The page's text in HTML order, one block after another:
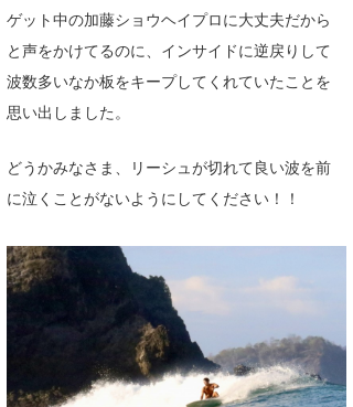
ゲット中の加藤ショウヘイプロに大丈夫だから
と声をかけてるのに、インサイドに逆戻りして
波数多いなか板をキープしてくれていたことを
思い出しました。
どうかみなさま、リーシュが切れて良い波を前
に泣くことがないようにしてください！！
上條将美
唐澤予報士
SancheZ
米山予報士
予報士 hiro.
banpaku